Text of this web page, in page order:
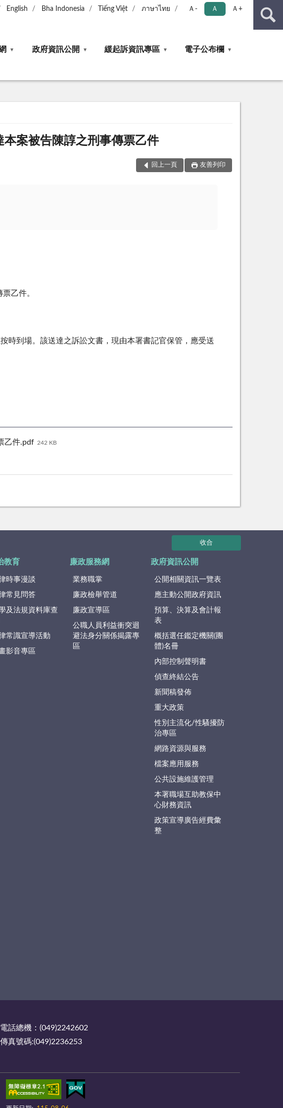
English Bha Indonesia Tiếng Việt ภาษาไทย Ａ- Ａ Ａ+
政府資訊公開 緩起訴資訊專區 電子公布欄
案被告陳諄之刑事傳票乙件
回上一頁 友善列印
乙件。
時到場。該送達之訴訟文書，現由本署書記官保管，應受送
乙件.pdf 242 KB
收合
教育
時事漫談
常見問答
及法規資料庫查
常識宣導活動
影音專區
廉政服務網
業務職掌
廉政檢舉管道
廉政宣導區
公職人員利益衝突迴
避法身分關係揭露專
區
政府資訊公開
公開相關資訊一覽表
應主動公開政府資訊
預算、決算及會計報
表
概括選任鑑定機關(團
體)名冊
內部控制聲明書
偵查終結公告
新聞稿發佈
重大政策
性別主流化/性騷擾防
治專區
網路資源與服務
檔案應用服務
公共設施維護管理
本署職場互助教保中
心財務資訊
政策宣導廣告經費彙
整
電話總機：(049)2242602
傳真號碼:(049)2236253